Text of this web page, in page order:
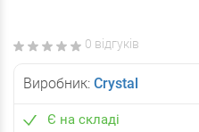
0 відгуків
Виробник: Crystal
Є на складі